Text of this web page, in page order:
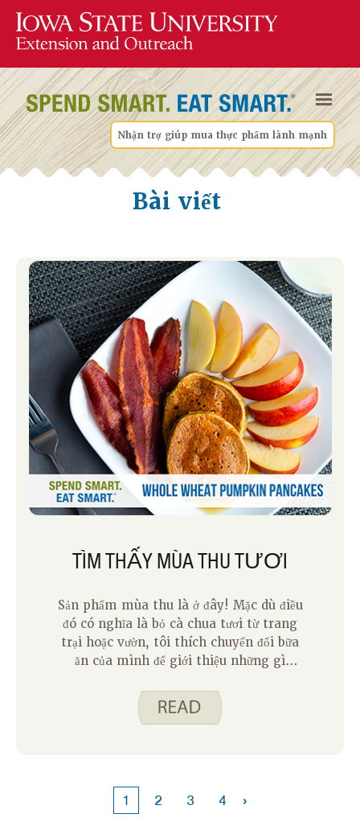
Nhận trợ giúp mua thực phẩm lành mạnh
Bài viết
TÌM THẤY MÙA THU TƯƠI
Sản phẩm mùa thu là ở đây! Mặc dù điều
đó có nghĩa là bỏ cà chua tươi từ trang
trại hoặc vườn, tôi thích chuyển đổi bữa
ăn của mình để giới thiệu những gì
mùa thu đang đến và một số người thậm
chí còn có nó trong khu vườn của họ.
sản. Mặc dù có rất nhiều loại rau mùa hè
mà tôi thích ăn sống, nhưng những loại
1 2 3 4 ›